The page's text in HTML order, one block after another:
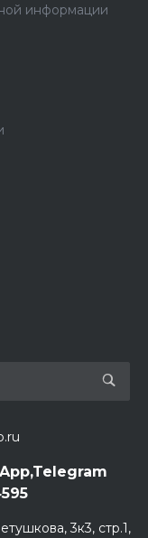
информации
3к3, стр.1,